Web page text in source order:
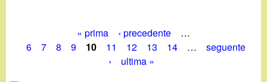
« prima ‹ precedente
…
6
7 8 9 10 11 12 13 14 …
seguente
›
ultima »